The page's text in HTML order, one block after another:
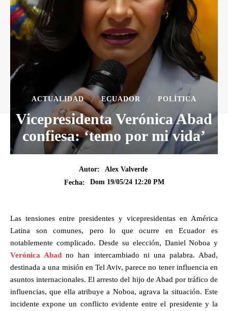
ACTUALIDAD ECUADOR POLÍTICA
Vicepresidenta Verónica Abad
confiesa: ‘temo por mi vida’
Autor:
Alex Valverde
Fecha:
Dom 19/05/24 12:20 PM
Las tensiones entre presidentes y vicepresidentas en América
Latina son comunes, pero lo que ocurre en Ecuador es
notablemente complicado. Desde su elección, Daniel Noboa y
Verónica Abad no han intercambiado ni una palabra. Abad,
destinada a una misión en Tel Aviv, parece no tener influencia en
asuntos internacionales. El arresto del hijo de Abad por tráfico de
influencias, que ella atribuye a Noboa, agrava la situación. Este
incidente expone un conflicto evidente entre el presidente y la